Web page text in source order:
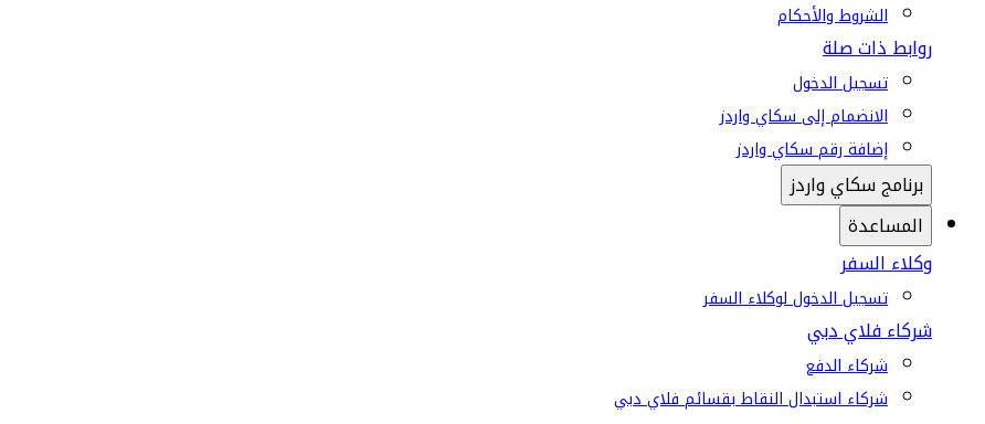
الشروط والأحكام
روابط ذات صلة
تسجيل الدخول
الانضمام إلى سكاي واردز
إضافة رقم سكاي واردز
برنامج سكاي واردز
المساعدة
وكلاء السفر
تسجيل الدخول لوكلاء السفر
شركاء فلاي دبي
شركاء الدفع
شركاء استبدال النقاط بقسائم فلاي دبي